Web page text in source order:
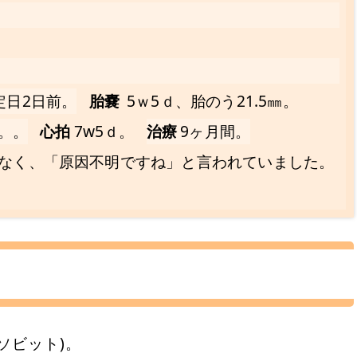
2日前。 胎嚢 5ｗ5ｄ、胎のう21.5㎜。
心拍7w5ｄ。 治療9ヶ月間。
く、「原因不明ですね」と言われていました。
ット)。